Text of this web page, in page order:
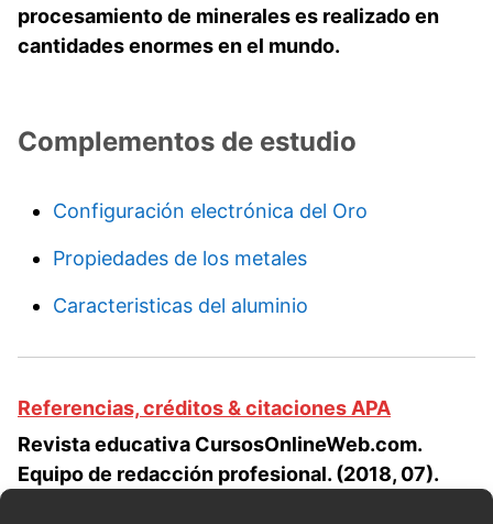
procesamiento de minerales es realizado en
cantidades enormes en el mundo.
Complementos de estudio
Configuración electrónica del Oro
Propiedades de los metales
Caracteristicas del aluminio
Referencias, créditos & citaciones APA
Revista educativa CursosOnlineWeb.com.
Equipo de redacción profesional. (2018, 07).